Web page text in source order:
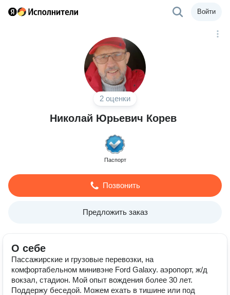
Войти
2 оценки
Николай Юрьевич Корев
Паспорт
Позвонить
Предложить заказ
О себе
Пассажирские и грузовые перевозки, на
комфортабельном минивэне Ford Galaxy. аэропорт, ж/д
вокзал, стадион. Мой опыт вождения более 30 лет.
Поддержу беседой. Можем ехать в тишине или под